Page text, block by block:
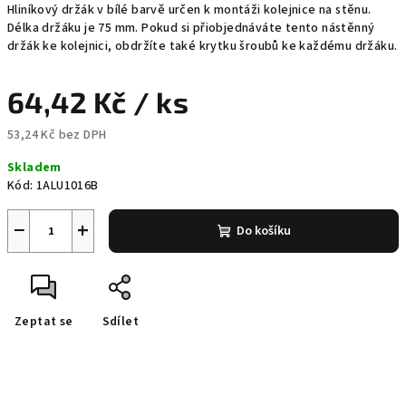
Hliníkový držák v bílé barvě určen k montáži kolejnice na stěnu.
Délka držáku je 75 mm. Pokud si přiobjednáváte tento nástěnný
držák ke kolejnici, obdržíte také krytku šroubů ke každému držáku.
64,42 Kč / ks
53,24 Kč bez DPH
cena:
Skladem
Kód: 1ALU1016B
+
− Do košíku
Zeptat se Sdílet